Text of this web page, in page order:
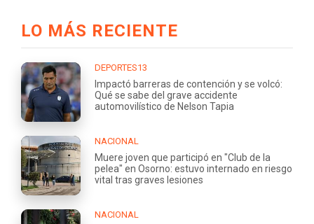
LO MÁS RECIENTE
DEPORTES13
Impactó barreras de contención y se volcó:
Qué se sabe del grave accidente
automovilístico de Nelson Tapia
NACIONAL
Muere joven que participó en "Club de la
pelea" en Osorno: estuvo internado en riesgo
vital tras graves lesiones
NACIONAL